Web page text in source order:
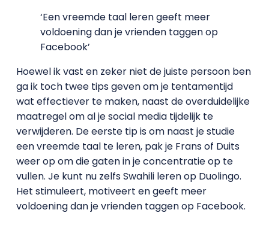
‘Een vreemde taal leren geeft meer
voldoening dan je vrienden taggen op
Facebook’
Hoewel ik vast en zeker niet de juiste persoon ben
ga ik toch twee tips geven om je tentamentijd
wat effectiever te maken, naast de overduidelijke
maatregel om al je social media tijdelijk te
verwijderen. De eerste tip is om naast je studie
een vreemde taal te leren, pak je Frans of Duits
weer op om die gaten in je concentratie op te
vullen. Je kunt nu zelfs Swahili leren op Duolingo.
Het stimuleert, motiveert en geeft meer
voldoening dan je vrienden taggen op Facebook.